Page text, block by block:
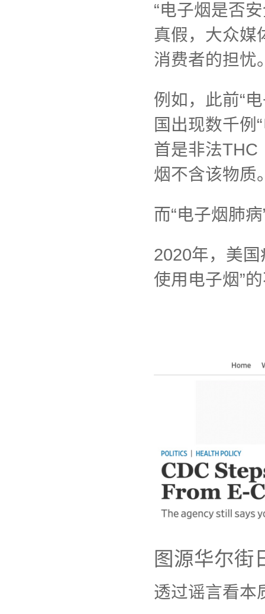
“电子烟是否
真假，大众媒
消费者的担忧
例如，此前“
国出现数千例
首是非法THC
烟不含该物质
而“电子烟肺
2020年，美国
使用电子烟”
图源华尔街
透过谣言看本